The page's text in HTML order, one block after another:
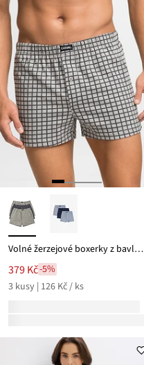
Volné žerzejové boxerky z bavlny (3 ks v balení)
379 Kč-5%
3 kusy | 126 Kč / ks